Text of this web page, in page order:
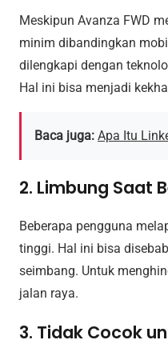
Meskipun Avanza FWD
minim dibandingkan
dilengkapi dengan
Hal ini bisa menjadi
Baca juga: Apa Itu
2. Limbung Saat
Beberapa pengguna
tinggi. Hal ini bisa
seimbang. Untuk
jalan raya.
3. Tidak Cocok